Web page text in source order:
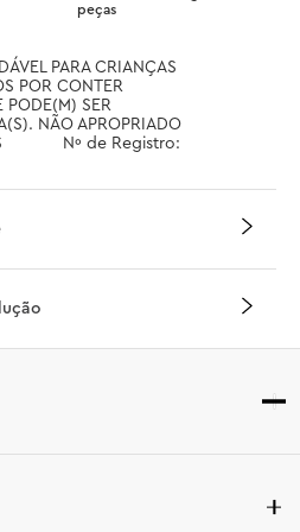
peças
PARA CRIANÇAS
POR CONTER
PODE(M) SER
NÃO APROPRIADO